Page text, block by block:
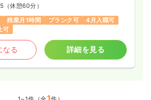
（休憩60分）
残業月1時間 ブランク可
4月入職可
可
なる 詳細を見る
1